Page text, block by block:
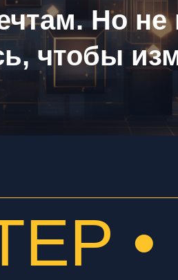
Но не
чтобы
•